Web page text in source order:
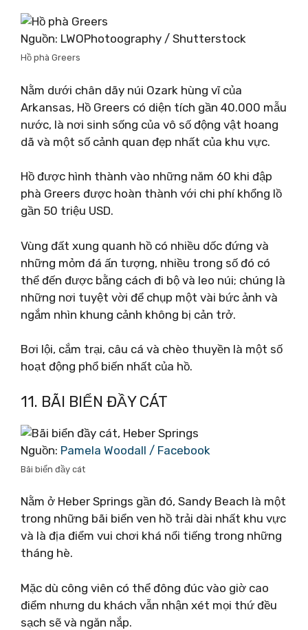
Nguồn: LWOPhotoography / Shutterstock
Hồ phà Greers
Nằm dưới chân dãy núi Ozark hùng vĩ của
Arkansas, Hồ Greers có diện tích gần 40.000 mẫu
nước, là nơi sinh sống của vô số động vật hoang
dã và một số cảnh quan đẹp nhất của khu vực.
Hồ được hình thành vào những năm 60 khi đập
phà Greers được hoàn thành với chi phí khổng lồ
gần 50 triệu USD.
Vùng đất xung quanh hồ có nhiều dốc đứng và
những mỏm đá ấn tượng, nhiều trong số đó có
thể đến được bằng cách đi bộ và leo núi; chúng là
những nơi tuyệt vời để chụp một vài bức ảnh và
ngắm nhìn khung cảnh không bị cản trở.
Bơi lội, cắm trại, câu cá và chèo thuyền là một số
hoạt động phổ biến nhất của hồ.
11. BÃI BIỂN ĐẦY CÁT
Nguồn: Pamela Woodall / Facebook
Bãi biển đầy cát
Nằm ở Heber Springs gần đó, Sandy Beach là một
trong những bãi biển ven hồ trải dài nhất khu vực
và là địa điểm vui chơi khá nổi tiếng trong những
tháng hè.
Mặc dù công viên có thể đông đúc vào giờ cao
điểm nhưng du khách vẫn nhận xét mọi thứ đều
sạch sẽ và ngăn nắp.